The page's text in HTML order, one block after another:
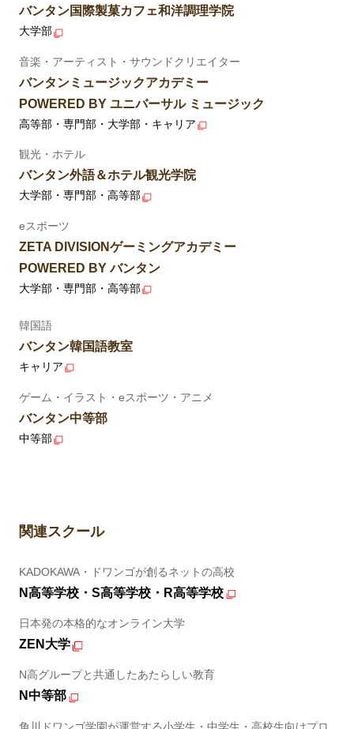
バンタン国際製菓カフェ和洋調理学院
大学部
音楽・アーティスト・サウンドクリエイター
バンタンミュージックアカデミー
POWERED BY ユニバーサル ミュージック
高等部・専門部・大学部・キャリア
観光・ホテル
バンタン外語＆ホテル観光学院
大学部・専門部・高等部
eスポーツ
ZETA DIVISIONゲーミングアカデミー
POWERED BY バンタン
大学部・専門部・高等部
韓国語
バンタン韓国語教室
キャリア
ゲーム・イラスト・eスポーツ・アニメ
バンタン中等部
中等部
関連スクール
KADOKAWA・ドワンゴが創るネットの高校
N高等学校・S高等学校・R高等学校
日本発の本格的なオンライン大学
ZEN大学
N高グループと共通したあたらしい教育
N中等部